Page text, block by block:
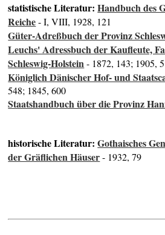
statistische Literatur:Handbuch des
Reiche- I, VIII, 1928, 121
Güter-Adreßbuch der Provinz
Leuchs' Adressbuch der Kaufleute,
Schleswig-Holstein- 1872, 143; 1905,
Königlich Dänischer Hof- und
548; 1845, 600
Staatshandbuch über die Provinz
historische Literatur:Gothaisches
der Gräflichen Häuser- 1932, 79